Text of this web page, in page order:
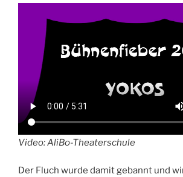
Video: AliBo-Theaterschule
Der Fluch wurde damit gebannt und